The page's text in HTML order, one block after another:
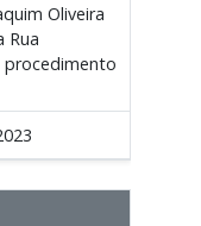
Oliveira
Rua
procedimento